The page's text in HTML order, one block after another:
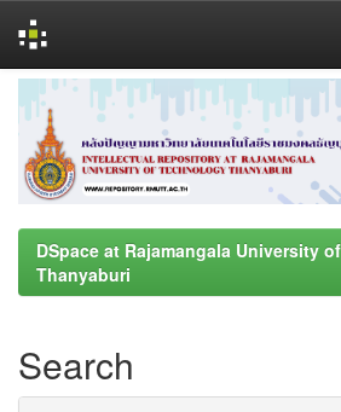
navigation
DSpace at Rajamangala University
Thanyaburi
Search